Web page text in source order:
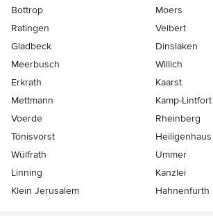
Bottrop
Moers
Ratingen
Velbert
Gladbeck
Dinslaken
Meerbusch
Willich
Erkrath
Kaarst
Mettmann
Kamp-Lintfort
Voerde
Rheinberg
Tönisvorst
Heiligenhaus
Wülfrath
Ummer
Linning
Kanzlei
Klein Jerusalem
Hahnenfurth